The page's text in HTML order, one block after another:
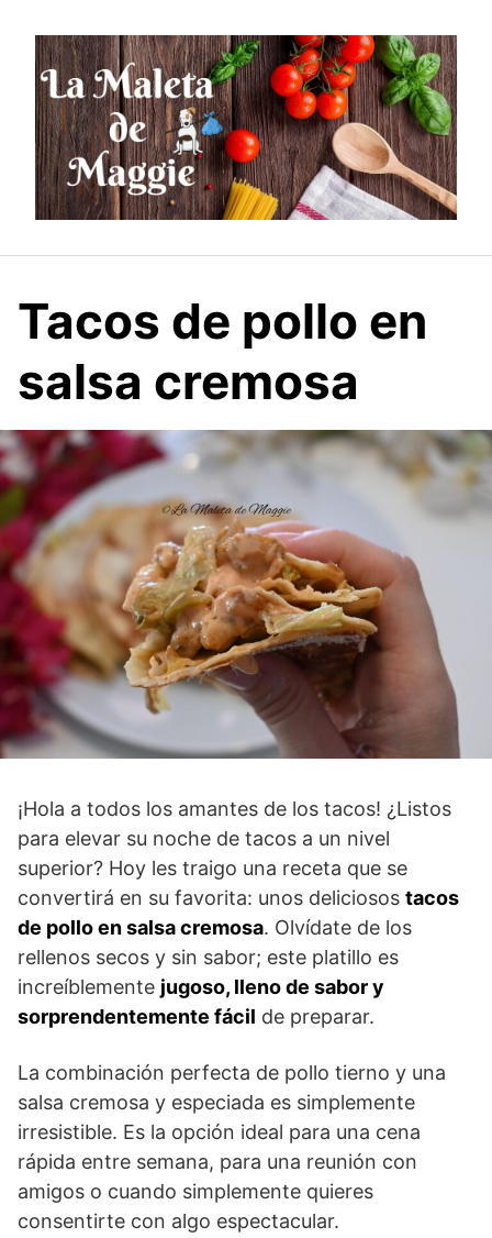
contenido
Tacos de pollo en
salsa cremosa
¡Hola a todos los amantes de los tacos! ¿Listos
para elevar su noche de tacos a un nivel
superior? Hoy les traigo una receta que se
convertirá en su favorita: unos deliciosos tacos
de pollo en salsa cremosa. Olvídate de los
rellenos secos y sin sabor; este platillo es
increíblemente jugoso, lleno de sabor y
sorprendentemente fácil de preparar.
La combinación perfecta de pollo tierno y una
salsa cremosa y especiada es simplemente
irresistible. Es la opción ideal para una cena
rápida entre semana, para una reunión con
amigos o cuando simplemente quieres
consentirte con algo espectacular.